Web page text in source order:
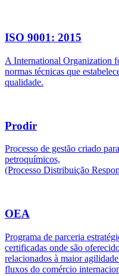
ISO 9001: 2015
A International Organization
normas técnicas que
qualidade.
Prodir
Processo de gestão criado
petroquímicos,
(Processo Distribuição
OEA
Programa de parceria
certificadas onde são
relacionados à maior
fluxos do comércio